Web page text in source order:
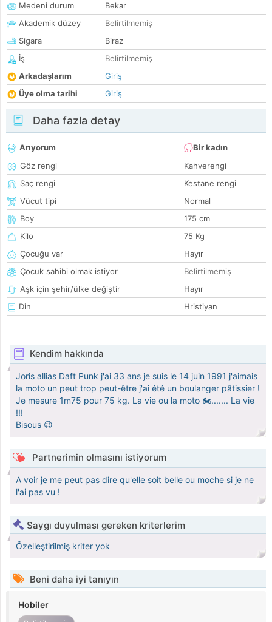
Medeni durum
Bekar
Akademik düzey
Belirtilmemiş
Sigara
Biraz
İş
Belirtilmemiş
Arkadaşlarım
Giriş
Üye olma tarihi
Giriş
Daha fazla detay
Arıyorum
Bir kadın
Göz rengi
Kahverengi
Saç rengi
Kestane rengi
Vücut tipi
Normal
Boy
175 cm
Kilo
75 Kg
Çocuğu var
Hayır
Çocuk sahibi olmak istiyor
Belirtilmemiş
Aşk için şehir/ülke değiştir
Hayır
Din
Hristiyan
Kendim hakkında
Joris allias Daft Punk j'ai 33 ans je suis le 14 juin 1991 j'aimais
la moto un peut trop peut-être j'ai été un boulanger pâtissier !
Je mesure 1m75 pour 75 kg. La vie ou la moto 🏍....... La vie
!!!
Bisous 😉
Partnerimin olmasını istiyorum
A voir je me peut pas dire qu'elle soit belle ou moche si je ne
l'ai pas vu !
Saygı duyulması gereken kriterlerim
Özelleştirilmiş kriter yok
Beni daha iyi tanıyın
Hobiler